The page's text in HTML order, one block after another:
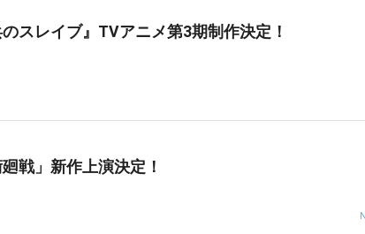
のスレイブ』TVアニメ第3期制作決定！
戦」新作上演決定！